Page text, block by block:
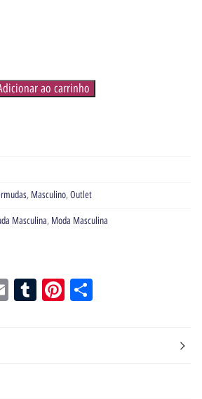
ao carrinho
, Masculino, Outlet
Masculina, Moda Masculina
EmailTumblrPinterest